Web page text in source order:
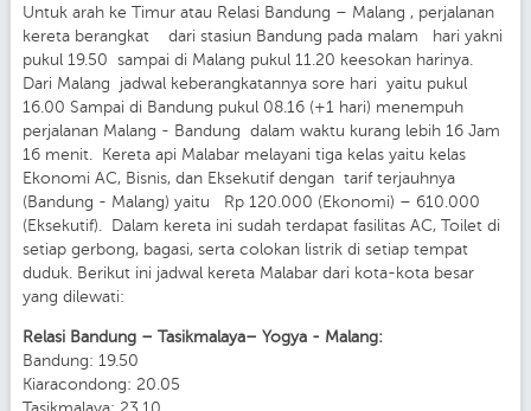
Untuk arah ke Timur atau Relasi Bandung – Malang , perjalanan
kereta berangkat dari stasiun Bandung pada malam hari yakni
pukul 19.50 sampai di Malang pukul 11.20 keesokan harinya.
Dari Malang jadwal keberangkatannya sore hari yaitu pukul
16.00 Sampai di Bandung pukul 08.16 (+1 hari) menempuh
perjalanan Malang - Bandung dalam waktu kurang lebih 16 Jam
16 menit. Kereta api Malabar melayani tiga kelas yaitu kelas
Ekonomi AC, Bisnis, dan Eksekutif dengan tarif terjauhnya
(Bandung - Malang) yaitu Rp 120.000 (Ekonomi) – 610.000
(Eksekutif). Dalam kereta ini sudah terdapat fasilitas AC, Toilet di
setiap gerbong, bagasi, serta colokan listrik di setiap tempat
duduk. Berikut ini jadwal kereta Malabar dari kota-kota besar
yang dilewati:
Relasi Bandung – Tasikmalaya– Yogya - Malang:
Bandung: 19.50
Kiaracondong: 20.05